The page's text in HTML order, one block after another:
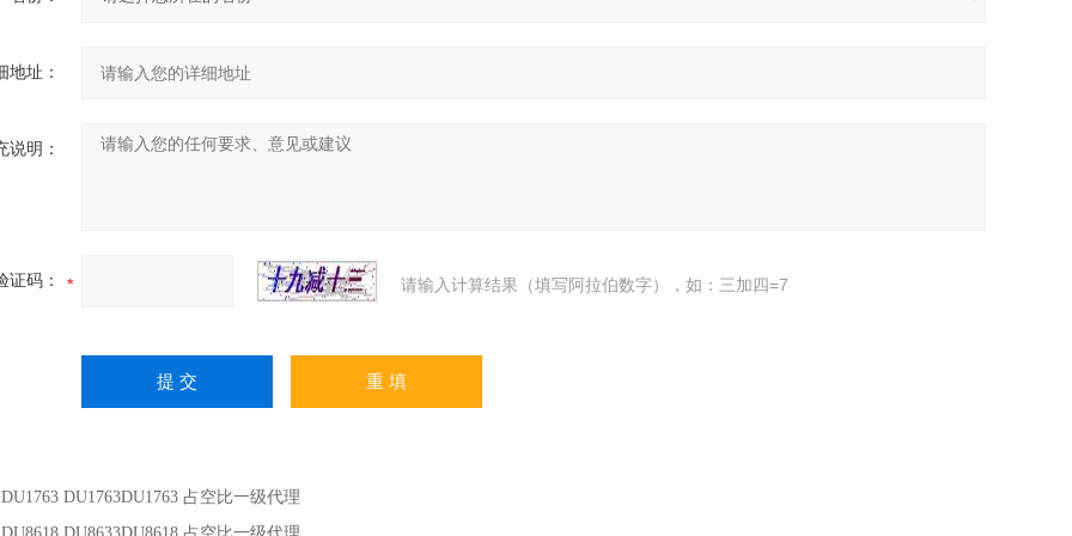
地址：
说明：
证码： 请输入计算结果（填写阿拉伯数字），如：三加四=7
DU1763 DU1763DU1763 占空比一级代理